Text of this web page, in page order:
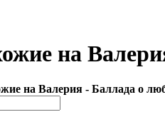
на
на Валерия - Баллада о